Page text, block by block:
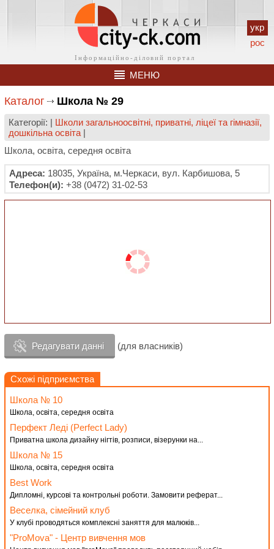
укр
рос
МЕНЮ
Каталог Школа № 29
Категорії: | Школи загальноосвітні, приватні, ліцеї та гімназії,
дошкільна освіта |
Школа, освіта, середня освіта
Адреса: 18035, Україна, м.Черкаси, вул. Карбишова, 5
Телефон(и): +38 (0472) 31-02-53
Редагувати данні (для власників)
Схожі підприємства
Школа № 10
Школа, освіта, середня освіта
Перфект Леді (Perfect Lady)
Приватна школа дизайну нігтів, розписи, візерунки на...
Школа № 15
Школа, освіта, середня освіта
Best Work
Дипломні, курсові та контрольні роботи. Замовити реферат...
Веселка, сімейний клуб
У клубі проводяться комплексні заняття для малюків...
"РroMova" - Центр вивчення мов